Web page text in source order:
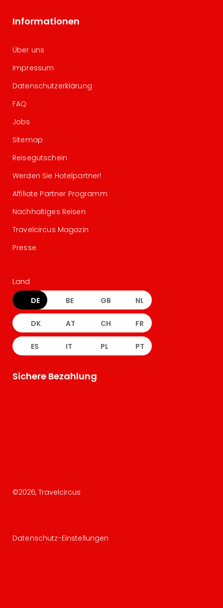
Informationen
Über uns
Impressum
Datenschutzerklärung
FAQ
Jobs
Sitemap
Reisegutschein
Werden Sie Hotelpartner!
Affiliate Partner Programm
Nachhaltiges Reisen
Travelcircus Magazin
Presse
Land
DE BE GB NL
DK AT CH FR
ES IT PL PT
Sichere Bezahlung
©2026, Travelcircus
Datenschutz-Einstellungen